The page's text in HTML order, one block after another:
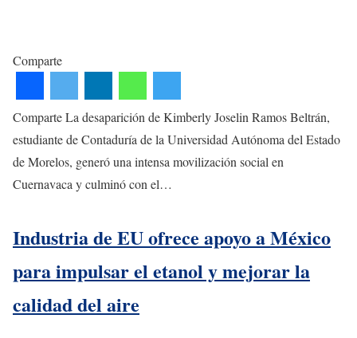
Comparte
Comparte La desaparición de Kimberly Joselin Ramos Beltrán,
estudiante de Contaduría de la Universidad Autónoma del Estado
de Morelos, generó una intensa movilización social en
Cuernavaca y culminó con el…
Industria de EU ofrece apoyo a México
para impulsar el etanol y mejorar la
calidad del aire